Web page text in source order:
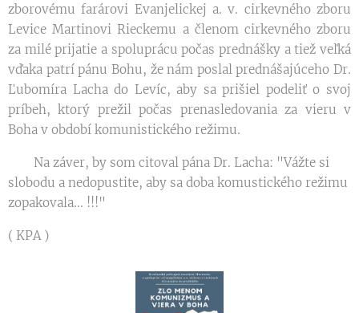
zborovému farárovi Evanjelickej a. v. cirkevného zboru
Levice Martinovi Rieckemu a členom cirkevného zboru
za milé prijatie a spoluprácu počas prednášky a tiež veľká
vďaka patrí pánu Bohu, že nám poslal prednášajúceho Dr.
Ľubomíra Lacha do Levíc, aby sa prišiel podeliť o svoj
príbeh, ktorý prežil počas prenasledovania za vieru v
Boha v období komunistického režimu.
Na záver, by som citoval pána Dr. Lacha: "Vážte si
slobodu a nedopustite, aby sa doba komustického režimu
zopakovala... !!!"
( KPA )